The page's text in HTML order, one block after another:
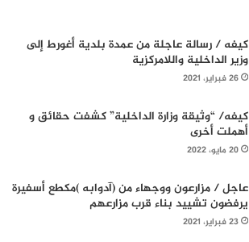
كيفه / رسالة عاجلة من عمدة بلدية أغورط إلى
وزير الداخلية واللامركزية
26 فبراير، 2021
كيفه/ “وثيقة وزارة الداخلية” كشفت حقائق و
أهملت أخرى
20 مايو، 2022
عاجل / مزارعون ووجهاء من (آدوابه )مكطع أسفيرة
يرفضون تشييد بناء قرب مزارعهم
23 فبراير، 2021